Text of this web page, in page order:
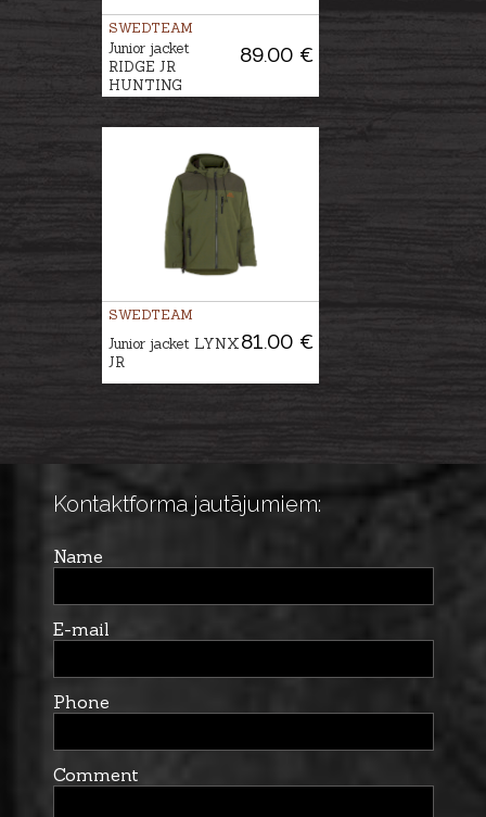
SWEDTEAM
89.00 €
Junior jacket
RIDGE JR
HUNTING
SWEDTEAM
81.00 €
Junior jacket LYNX
JR
Kontaktforma jautājumiem:
Name
E-mail
Phone
Comment